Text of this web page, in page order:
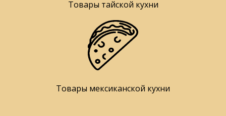
Товары тайской кухни
Товары мексиканской кухни